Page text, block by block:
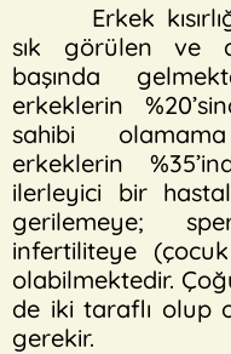
Erkek
sık görülen ve
başında
erkeklerin
sahibi
erkeklerin
ilerleyici bir
gerilemeye;
infertiliteye
olabilmektedir.
de iki taraflı olup
gerekir.